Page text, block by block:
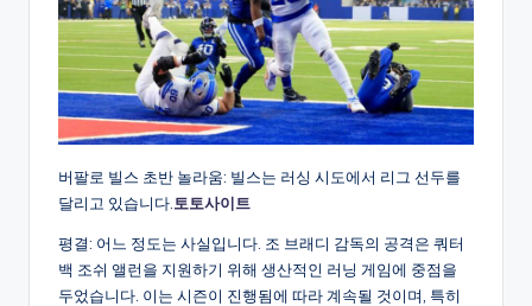
버팔로 빌스 초반 놀라움: 빌스는 러싱 시도에서 리그 선두를
달리고 있습니다. 토토사이트
평결: 어느 정도는 사실입니다. 조 브래디 감독의 공격은 쿼터
백 조쉬 앨런을 지원하기 위해 생산적인 러닝 게임에 중점을
두었습니다. 이는 시즌이 진행됨에 따라 계속될 것이며, 특히